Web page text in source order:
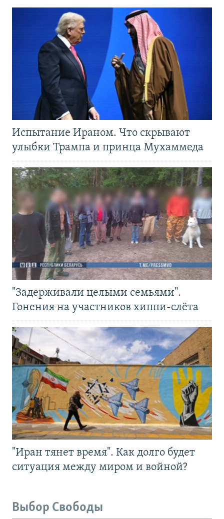
Испытание Ираном. Что скрывают
улыбки Трампа и принца Мухаммеда
"Задерживали целыми семьями".
Гонения на участников хиппи-слёта
"Иран тянет время". Как долго будет
ситуация между миром и войной?
Выбор Свободы